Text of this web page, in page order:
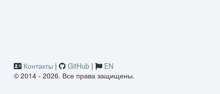
Контакты | GitHub |
EN
© 2014 - 2026. Все права защищены.